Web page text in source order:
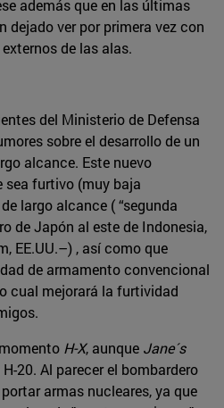
además que en las últimas
dejado ver por primera vez con
de las alas.
del Ministerio de Defensa
sobre el desarrollo de un
alcance. Este nuevo
sea furtivo (muy baja
largo alcance ( “segunda
de Japón al este de Indonesia,
EE.UU.–) , así como que
de armamento convencional
cual mejorará la furtividad
H-X, aunque Jane´s
20. Al parecer el bombardero
armas nucleares, ya que